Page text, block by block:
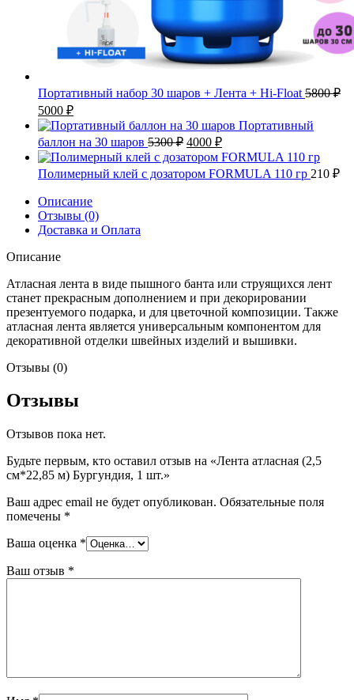
Портативный набор 30 шаров + Лента + Hi-Float 5800₽
Первоначальная
цена
составляла
5800 ₽.
5000 ₽Текущая
цена:
5000 ₽.
Портативный
баллон на 30 шаров 5300₽ Первоначальная
цена
составляла
5300 ₽.
4000 ₽Текущая
цена:
4000 ₽.
Полимерный клей с дозатором FORMULA 110 гр 210 ₽
Описание
Отзывы (0)
Доставка и Оплата
Описание
Атласная лента в виде пышного банта или струящихся лент
станет прекрасным дополнением и при декорировании
презентуемого подарка, и для цветочной композиции. Также
атласная лента является универсальным компонентом для
декоративной отделки швейных изделий и вышивки.
Отзывы (0)
Отзывы
Отзывов пока нет.
Будьте первым, кто оставил отзыв на «Лента атласная (2,5
см*22,85 м) Бургундия, 1 шт.»
Ваш адрес email не будет опубликован. Обязательные поля
помечены *
Ваша оценка *
Ваш отзыв *